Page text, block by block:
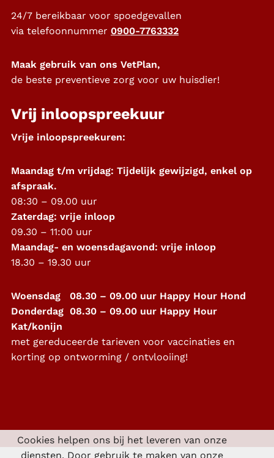
24/7 bereikbaar voor spoedgevallen
via telefoonnummer 0900-7763332
Maak gebruik van ons VetPlan,
de beste preventieve zorg voor uw huisdier!
Vrij inloopspreekuur
Vrije inloopspreekuren:
Maandag t/m vrijdag: Tijdelijk gewijzigd, enkel op
afspraak.
08:30 – 09.00 uur
Zaterdag: vrije inloop
09.30 – 11:00 uur
Maandag- en woensdagavond: vrije inloop
18.30 – 19.30 uur
Woensdag 08.30 – 09.00 uur Happy Hour Hond
Donderdag 08.30 – 09.00 uur Happy Hour
Kat/konijn
met gereduceerde tarieven voor vaccinaties en
korting op ontworming / ontvlooiing!
Cookies helpen ons bij het leveren van onze
diensten. Door gebruik te maken van onze